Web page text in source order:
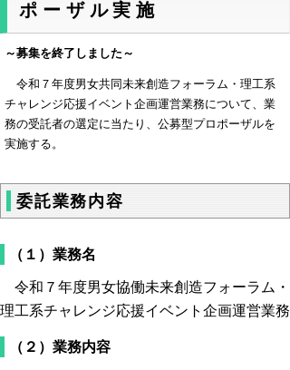
ポーザル実施
～募集を終了しました～
令和７年度男女共同未来創造フォーラム・理工系
チャレンジ応援イベント企画運営業務について、業
務の受託者の選定に当たり、公募型プロポーザルを
実施する。
委託業務内容
（１）業務名
令和７年度男女協働未来創造フォーラム・
理工系チャレンジ応援イベント企画運営業務
（２）業務内容